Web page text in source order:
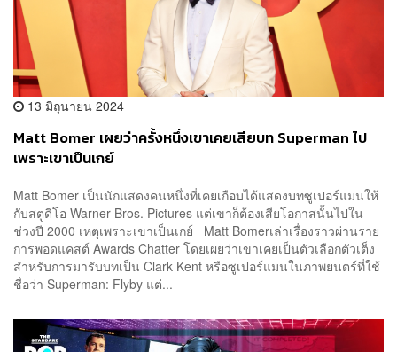
13 มิถุนายน 2024
Matt Bomer เผยว่าครั้งหนึ่งเขาเคยเสียบท Superman ไป
เพราะเขาเป็นเกย์
Matt Bomer เป็นนักแสดงคนหนึ่งที่เคยเกือบได้แสดงบทซูเปอร์แมนให้
กับสตูดิโอ Warner Bros. Pictures แต่เขาก็ต้องเสียโอกาสนั้นไปใน
ช่วงปี 2000 เหตุเพราะเขาเป็นเกย์ Matt Bomerเล่าเรื่องราวผ่านราย
การพอดแคสต์ Awards Chatter โดยเผยว่าเขาเคยเป็นตัวเลือกตัวเต็ง
สำหรับการมารับบทเป็น Clark Kent หรือซูเปอร์แมนในภาพยนตร์ที่ใช้
ชื่อว่า Superman: Flyby แต่...